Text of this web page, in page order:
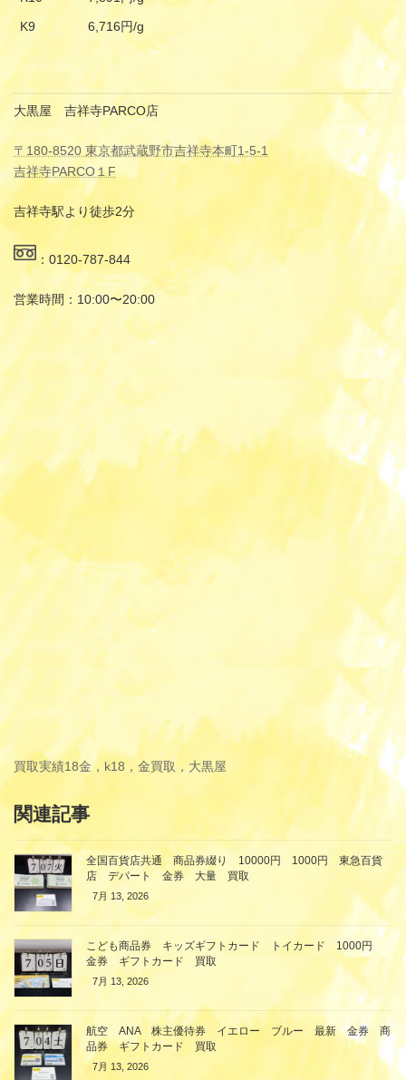
K9
6,716円/g
大黒屋 吉祥寺PARCO店
〒180-8520 東京都武蔵野市吉祥寺本町1-5-1
吉祥寺PARCO１F
吉祥寺駅より徒歩2分
：0120-787-844
営業時間：10:00〜20:00
買取実績18金，k18，金買取，大黒屋
関連記事
全国百貨店共通 商品券綴り 10000円 1000円 東急百貨
店 デパート 金券 大量 買取
7月 13, 2026
こども商品券 キッズギフトカード トイカード 1000円
金券 ギフトカード 買取
7月 13, 2026
航空 ANA 株主優待券 イエロー ブルー 最新 金券 商
品券 ギフトカード 買取
7月 13, 2026